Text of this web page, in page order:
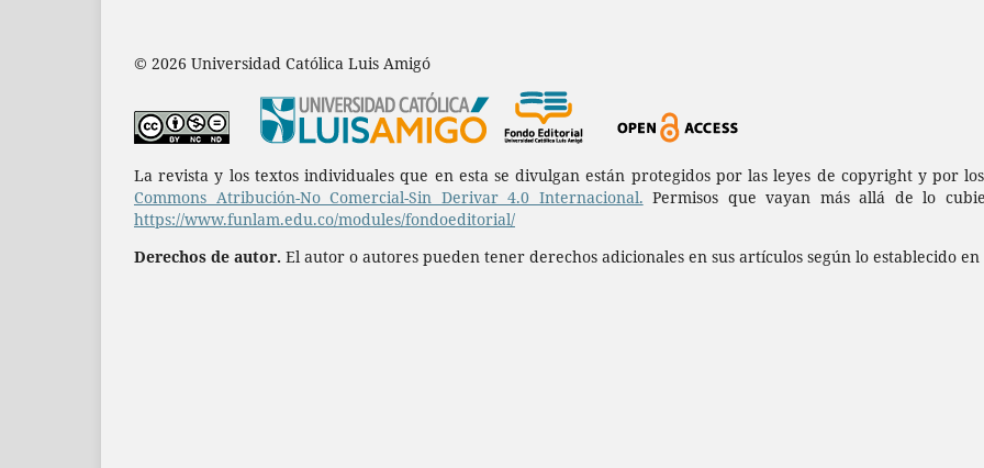
© 2026 Universidad Católica Luis Amigó
La revista y los textos individuales que en esta se divulgan están protegidos por las leyes de copyright y por
Commons Atribución-No Comercial-Sin Derivar 4.0 Internacional. Permisos que vayan más allá de lo
https://www.funlam.edu.co/modules/fondoeditorial/
Derechos de autor. El autor o autores pueden tener derechos adicionales en sus artículos según lo establecido